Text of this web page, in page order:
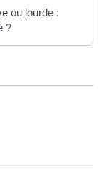
ou lourde :
?